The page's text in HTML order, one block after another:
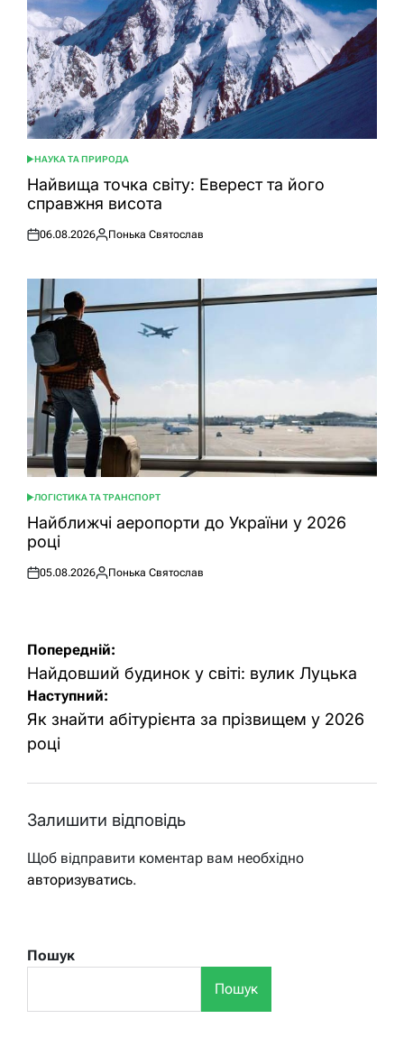
ОПУБЛІКУВАТИ
У
НАУКА ТА ПРИРОДА
Найвища точка світу: Еверест та його
справжня висота
Оприлюднено
06.08.2026
Опубліковано
Понька Святослав
ОПУБЛІКУВАТИ
У
ЛОГІСТИКА ТА ТРАНСПОРТ
Найближчі аеропорти до України у 2026
році
Оприлюднено
05.08.2026
Опубліковано
Понька Святослав
Навігація
записів
Попередній:
Найдовший будинок у світі: вулик Луцька
Наступний:
Як знайти абітурієнта за прізвищем у 2026
році
Залишити відповідь
Щоб відправити коментар вам необхідно
авторизуватись.
Пошук
Пошук